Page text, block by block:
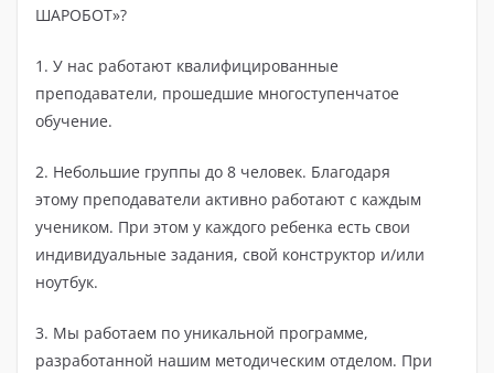
ШАРОБОТ»?
1. У нас работают квалифицированные
преподаватели, прошедшие многоступенчатое
обучение.
2. Небольшие группы до 8 человек. Благодаря
этому преподаватели активно работают с каждым
учеником. При этом у каждого ребенка есть свои
индивидуальные задания, свой конструктор и/или
ноутбук.
3. Мы работаем по уникальной программе,
разработанной нашим методическим отделом. При